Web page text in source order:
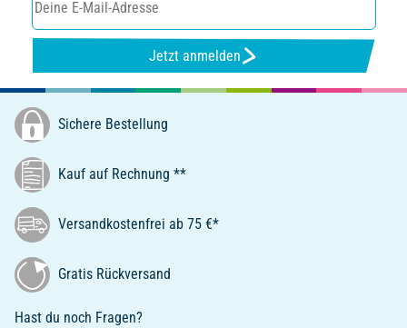
Jetzt anmelden
Sichere Bestellung
Kauf auf Rechnung **
Versandkostenfrei ab 75 €*
Gratis Rückversand
Hast du noch Fragen?